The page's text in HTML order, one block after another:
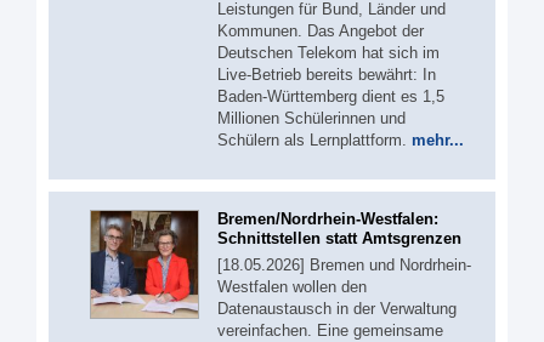
Leistungen für Bund, Länder und
Kommunen. Das Angebot der
Deutschen Telekom hat sich im
Live-Betrieb bereits bewährt: In
Baden-Württemberg dient es 1,5
Millionen Schülerinnen und
Schülern als Lernplattform. mehr...
Bremen/Nordrhein-Westfalen:
Schnittstellen statt Amtsgrenzen
[18.05.2026] Bremen und Nordrhein-
Westfalen wollen den
Datenaustausch in der Verwaltung
vereinfachen. Eine gemeinsame